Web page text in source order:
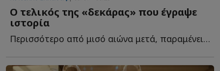
Ο τελικός της «δεκάρας» που έγραψε
ιστορία
Περισσότερο από μισό αιώνα μετά, παραμένει ένα από τ...